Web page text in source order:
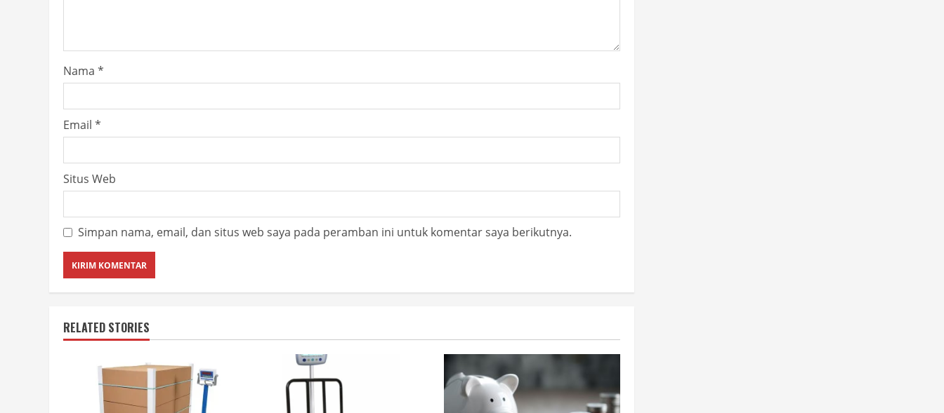
Nama *
Email *
Situs Web
Simpan nama, email, dan situs web saya pada peramban ini untuk komentar saya berikutnya.
RELATED STORIES